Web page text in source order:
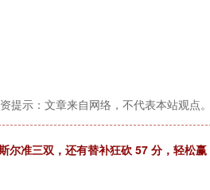
提示：文章来自网络，不代表本站观点。
尔准三双，还有替补狂砍 57 分，轻松赢